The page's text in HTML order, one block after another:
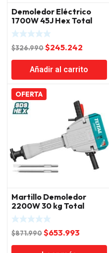
Demoledor Eléctrico
1700W 45J Hex Total
$326.990El
precio
original
era:
$245.242
precio
actual
es:
Añadir al carrito
OFERTA
Martillo Demoledor
2200W 30 kg Total
$871.990El
precio
$653.993
precio